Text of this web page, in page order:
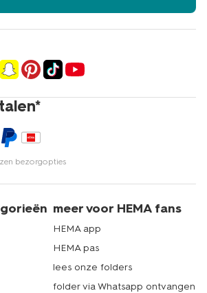
bezorgopties
meer voor HEMA fans
HEMA app
HEMA pas
lees onze folders
folder via Whatsapp ontvangen